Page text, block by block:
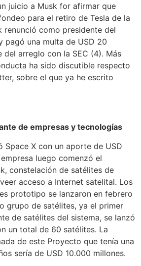
juicio a Musk for afirmar que
para el retiro de Tesla de la
renunció como presidente del
pagó una multa de USD 20
del arreglo con la SEC (4). Más
ha sido discutible respecto
sobre el que ya he escrito
de empresas y tecnologías
Space X con un aporte de USD
luego comenzó el
constelación de satélites de
acceso a Internet satelital. Los
prototipo se lanzaron en febrero
grupo de satélites, ya el primer
de satélites del sistema, se lanzó
un total de 60 satélites. La
de este Proyecto que tenía una
sería de USD 10.000 millones.